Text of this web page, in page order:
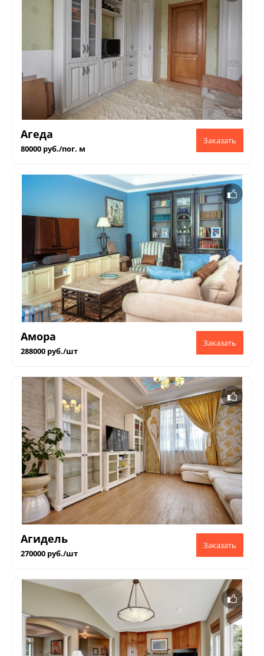
Агеда
80000 руб./пог. м
Амора
288000 руб./шт
Агидель
270000 руб./шт